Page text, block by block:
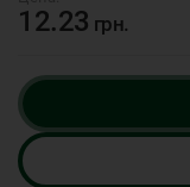
12.23 грн.